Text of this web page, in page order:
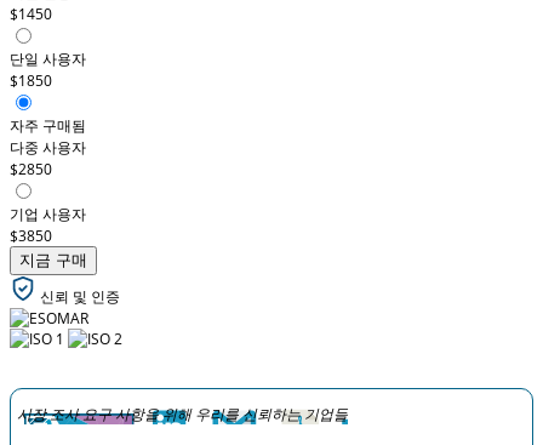
$1450
단일 사용자
$1850
자주 구매됨
다중 사용자
$2850
기업 사용자
$3850
지금 구매
신뢰 및 인증
시장 조사 요구 사항을 위해 우리를 신뢰하는 기업들